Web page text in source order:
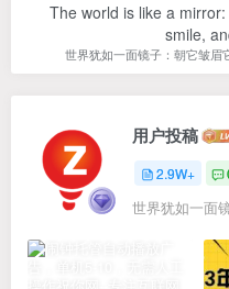
The world is like a
smile,
世界犹如一面镜子：朝它皱眉
用户投稿
2.9W+